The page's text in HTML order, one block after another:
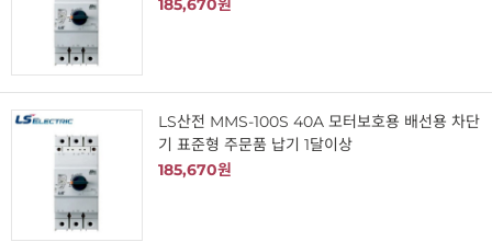
185,670원
LS산전 MMS-100S 40A 모터보호용 배선용 차단
기 표준형 주문품 납기 1달이상
185,670원